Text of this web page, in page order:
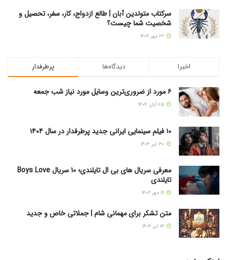
سرکتاب متولدین آبان | طالع ازدواج، کار، سفر، تحصیل و
شخصیت شما چیست؟
پرطرفدار دیدگاه‌ها اخیرا
۶ مورد از ضروری‌ترین وسایل مورد نیاز شب جمعه
۱۰ فیلم سینمایی ایرانی جدید پرطرفدار در سال ۱۴۰۴
معرفی سریال های بی ال تایلندی؛ 10 سریال Boys Love
تایلندی
متن تشکر برای مهمانی شام | جملاتی خاص و جدید